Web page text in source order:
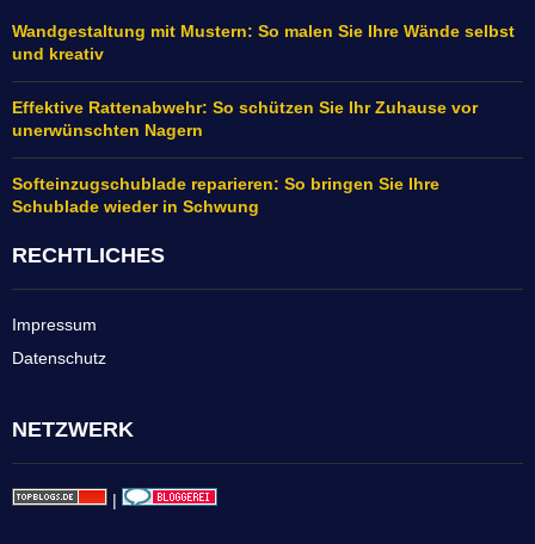
Wandgestaltung mit Mustern: So malen Sie Ihre Wände selbst
und kreativ
Effektive Rattenabwehr: So schützen Sie Ihr Zuhause vor
unerwünschten Nagern
Softeinzugschublade reparieren: So bringen Sie Ihre
Schublade wieder in Schwung
RECHTLICHES
Impressum
Datenschutz
NETZWERK
|